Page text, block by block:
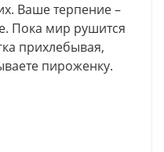
Ваше терпение –
Пока мир рушится
прихлебывая,
пироженку.